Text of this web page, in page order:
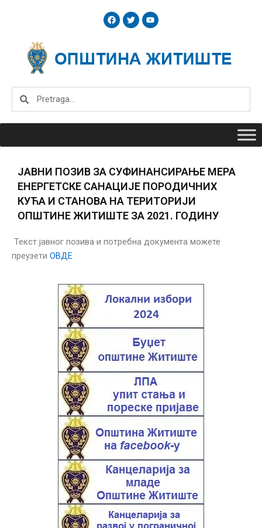
F
a
c
o
o
T
w
i
e
r
Y
o
u
b
e
Search
ЈАВНИ ПОЗИВ ЗА СУФИНАНСИРАЊЕ МЕРА
ЕНЕРГЕТСКЕ САНАЦИЈЕ ПОРОДИЧНИХ
КУЋА И СТАНОВА НА ТЕРИТОРИЈИ
ОПШТИНЕ ЖИТИШТЕ ЗА 2021. ГОДИНУ
Текст јавног позива и потребна документа можете
преузети ОВДЕ